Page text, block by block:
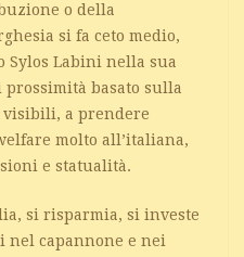
o della
si fa ceto medio,
Sylos Labini nella sua
basato sulla
visibili, a prendere
molto all’italiana,
e statualità.
si risparmia, si investe
nel capannone e nei